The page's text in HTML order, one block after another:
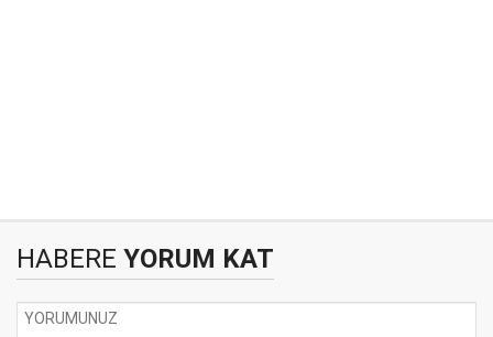
HABERE YORUM KAT